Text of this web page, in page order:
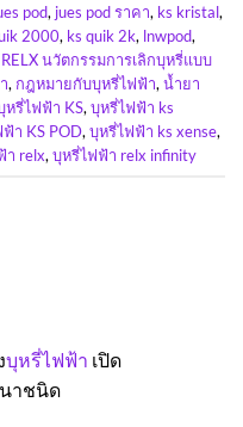
pod, jues pod ราคา, ks kristal,
2000, ks quik 2k, lnwpod,
RELX นวัตกรรมการเลิกบุหรี่แบบ
, กฎหมายกับบุหรี่ไฟฟ้า, น้ำยา
หรี่ไฟฟ้า KS, บุหรี่ไฟฟ้า ks
า KS POD, บุหรี่ไฟฟ้า ks xense,
า relx, บุหรี่ไฟฟ้า relx infinity
บุหรี่ไฟฟ้า เปิด
าชนิด